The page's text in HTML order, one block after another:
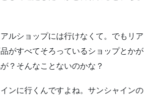
ルショップには行けなくて。でもリア
がすべてそろっているショップとかが
？そんなことないのかな？
ンに行くんですよね。サンシャインの